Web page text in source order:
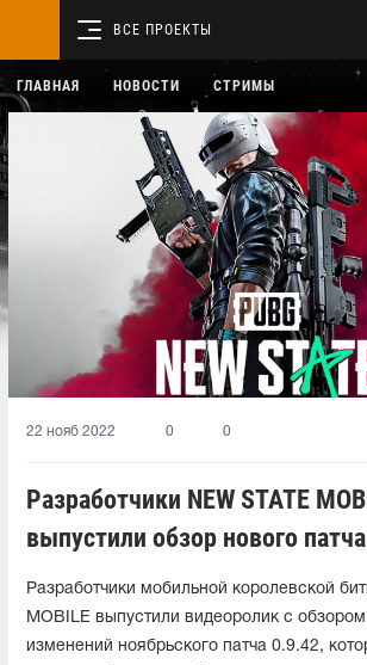
ВСЕ ПРОЕКТЫ
ГЛАВНАЯ НОВОСТИ СТРИМЫ
22 нояб 2022 0 0
Разработчики NEW STATE
выпустили обзор нового патча
Разработчики мобильной королевской
MOBILE выпустили видеоролик с
изменений ноябрьского патча 0.9.42,